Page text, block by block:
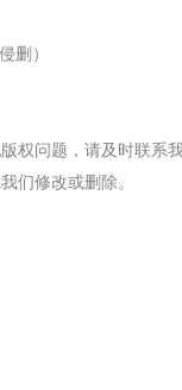
删）
权问题，请及时联
们修改或删除。
车交通